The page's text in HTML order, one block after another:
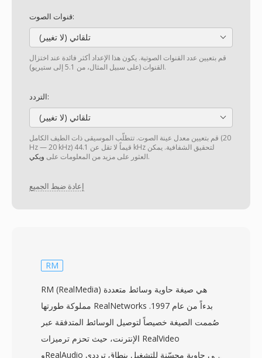
قنوات الصوت:
تلقائي (لا تغيير)
قم بتعيين عدد القنوات الصوتية. يكون هذا الإعداد أكثر فائدة عند اختزال
القنوات (على سبيل المثال، من 5.1 إلى ستيريو).
التردد:
تلقائي (لا تغيير)
قم بتعيين معدل عينة الصوت. تتطلّب الموسيقى ذات الطيف الكامل (20
Hz — 20 kHz) قيماً لا تقل عن 44.1 kHz لتحقيق الشفافية. يمكن
العثور على مزيد من المعلومات على ويكي .
إعادة ضبط الجميع
RM
RM (RealMedia) هي صيغة حاوية وسائط متعددة
مملوكة طورتها RealNetworks بدءاً من عام 1997.
صُممت الصيغة خصيصاً لتوصيل الوسائط المتدفقة عبر
الإنترنت، حيث تحزم ترميزات RealVideo
وRealAudio في حاوية محسّنة للتشغيل بنطاق ترددي